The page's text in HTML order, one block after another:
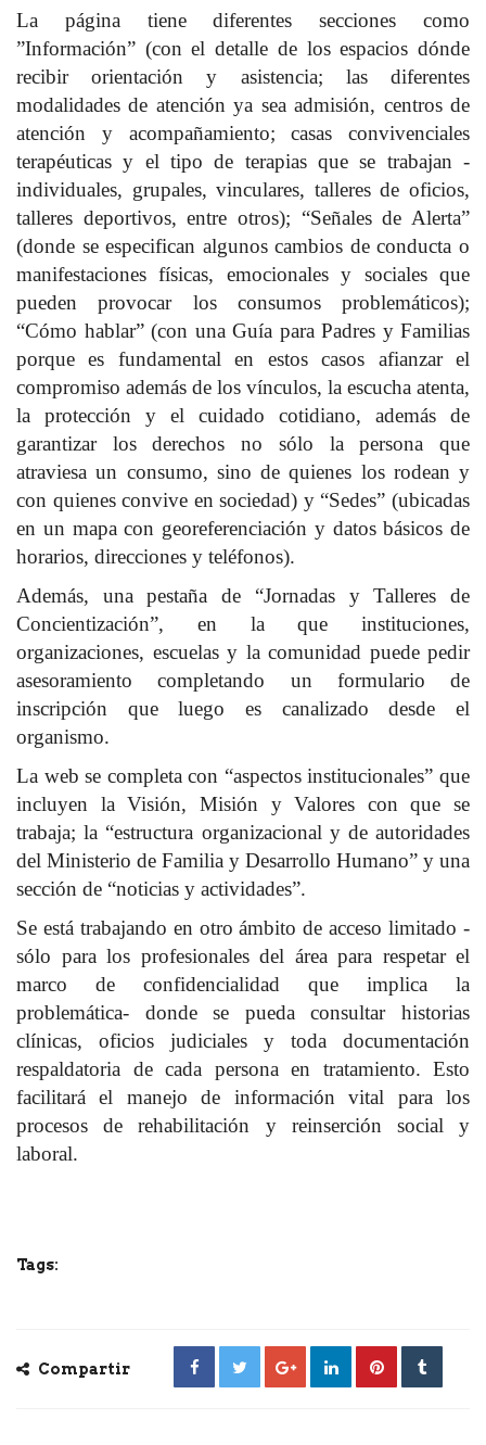
La página tiene diferentes secciones como
”Información” (con el detalle de los espacios dónde
recibir orientación y asistencia; las diferentes
modalidades de atención ya sea admisión, centros de
atención y acompañamiento; casas convivenciales
terapéuticas y el tipo de terapias que se trabajan -
individuales, grupales, vinculares, talleres de oficios,
talleres deportivos, entre otros); “Señales de Alerta”
(donde se especifican algunos cambios de conducta o
manifestaciones físicas, emocionales y sociales que
pueden provocar los consumos problemáticos);
“Cómo hablar” (con una Guía para Padres y Familias
porque es fundamental en estos casos afianzar el
compromiso además de los vínculos, la escucha atenta,
la protección y el cuidado cotidiano, además de
garantizar los derechos no sólo la persona que
atraviesa un consumo, sino de quienes los rodean y
con quienes convive en sociedad) y “Sedes” (ubicadas
en un mapa con georeferenciación y datos básicos de
horarios, direcciones y teléfonos).
Además, una pestaña de “Jornadas y Talleres de
Concientización”, en la que instituciones,
organizaciones, escuelas y la comunidad puede pedir
asesoramiento completando un formulario de
inscripción que luego es canalizado desde el
organismo.
La web se completa con “aspectos institucionales” que
incluyen la Visión, Misión y Valores con que se
trabaja; la “estructura organizacional y de autoridades
del Ministerio de Familia y Desarrollo Humano” y una
sección de “noticias y actividades”.
Se está trabajando en otro ámbito de acceso limitado -
sólo para los profesionales del área para respetar el
marco de confidencialidad que implica la
problemática- donde se pueda consultar historias
clínicas, oficios judiciales y toda documentación
respaldatoria de cada persona en tratamiento. Esto
facilitará el manejo de información vital para los
procesos de rehabilitación y reinserción social y
laboral.
Tags:
Compartir